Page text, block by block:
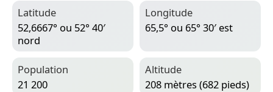
Latitude
52,6667° ou 52° 40′
nord
Longitude
65,5° ou 65° 30′ est
Population
21 200
Altitude
208 mètres (682 pieds)